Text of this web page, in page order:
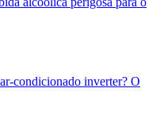
condicionado inverter? O